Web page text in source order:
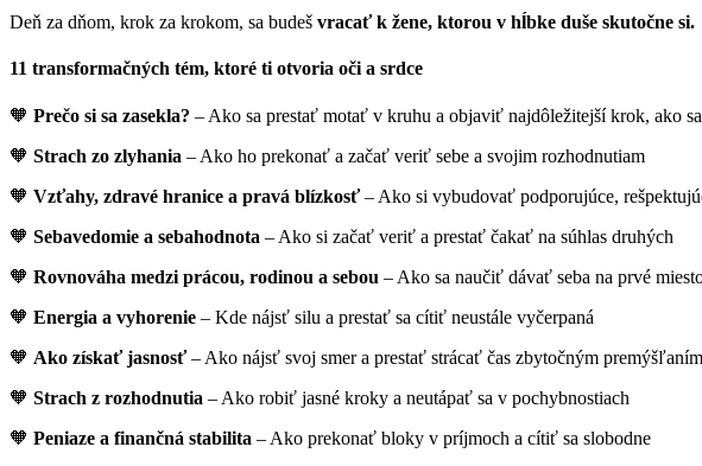
Deň za dňom, krok za krokom, sa budeš vracať k žene, ktorou v hĺbke duše skutočne si.
11 transformačných tém, ktoré ti otvoria oči a srdce
🧡 Prečo si sa zasekla? – Ako sa prestať motať v kruhu a objaviť najdôležitejší krok, ako
🧡 Strach zo zlyhania – Ako ho prekonať a začať veriť sebe a svojim rozhodnutiam
🧡 Vzťahy, zdravé hranice a pravá blízkosť– Ako si vybudovať podporujúce,
🧡 Sebavedomie a sebahodnota – Ako si začať veriť a prestať čakať na súhlas druhých
🧡 Rovnováha medzi prácou, rodinou a sebou – Ako sa naučiť dávať seba na prvé
🧡 Energia a vyhorenie – Kde nájsť silu a prestať sa cítiť neustále vyčerpaná
🧡 Ako získať jasnosť– Ako nájsť svoj smer a prestať strácať čas zbytočným premýšľaním
🧡 Strach z rozhodnutia – Ako robiť jasné kroky a neutápať sa v pochybnostiach
🧡 Peniaze a finančná stabilita – Ako prekonať bloky v príjmoch a cítiť sa slobodne